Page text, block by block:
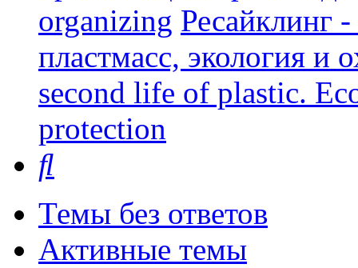
organizing Ресайклинг
пластмасс, экология и
second life of plastic.
protection
Темы без ответов
Активные темы